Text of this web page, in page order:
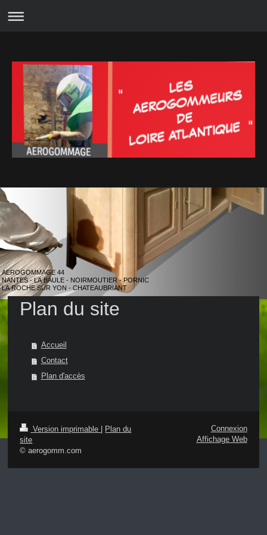
AEROGOMMAGE 44
NANTES - LA BAULE - NOIRMOUTIER - PORNIC
LA ROCHE SUR YON - CHATEAUBRIANT
Plan du site
Accueil
Contact
Plan d'accès
Version imprimable
Plan du
site
© aerogomm.com
Connexion
Affichage Web